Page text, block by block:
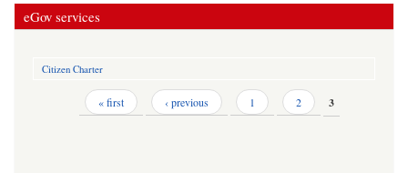
eGov services
Citizen Charter
« first ‹ previous 1 2 3